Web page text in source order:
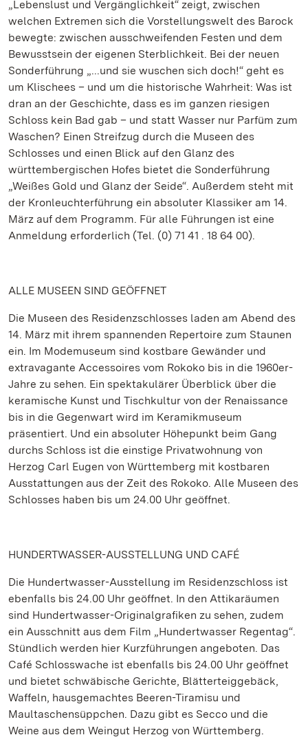
„Lebenslust und Vergänglichkeit“ zeigt, zwischen
welchen Extremen sich die Vorstellungswelt des Barock
bewegte: zwischen ausschweifenden Festen und dem
Bewusstsein der eigenen Sterblichkeit. Bei der neuen
Sonderführung „...und sie wuschen sich doch!“ geht es
um Klischees – und um die historische Wahrheit: Was ist
dran an der Geschichte, dass es im ganzen riesigen
Schloss kein Bad gab – und statt Wasser nur Parfüm zum
Waschen? Einen Streifzug durch die Museen des
Schlosses und einen Blick auf den Glanz des
württembergischen Hofes bietet die Sonderführung
„Weißes Gold und Glanz der Seide“. Außerdem steht mit
der Kronleuchterführung ein absoluter Klassiker am 14.
März auf dem Programm. Für alle Führungen ist eine
Anmeldung erforderlich (Tel. (0) 71 41 . 18 64 00).
ALLE MUSEEN SIND GEÖFFNET
Die Museen des Residenzschlosses laden am Abend des
14. März mit ihrem spannenden Repertoire zum Staunen
ein. Im Modemuseum sind kostbare Gewänder und
extravagante Accessoires vom Rokoko bis in die 1960er-
Jahre zu sehen. Ein spektakulärer Überblick über die
keramische Kunst und Tischkultur von der Renaissance
bis in die Gegenwart wird im Keramikmuseum
präsentiert. Und ein absoluter Höhepunkt beim Gang
durchs Schloss ist die einstige Privatwohnung von
Herzog Carl Eugen von Württemberg mit kostbaren
Ausstattungen aus der Zeit des Rokoko. Alle Museen des
Schlosses haben bis um 24.00 Uhr geöffnet.
HUNDERTWASSER-AUSSTELLUNG UND CAFÉ
Die Hundertwasser-Ausstellung im Residenzschloss ist
ebenfalls bis 24.00 Uhr geöffnet. In den Attikaräumen
sind Hundertwasser-Originalgrafiken zu sehen, zudem
ein Ausschnitt aus dem Film „Hundertwasser Regentag“.
Stündlich werden hier Kurzführungen angeboten. Das
Café Schlosswache ist ebenfalls bis 24.00 Uhr geöffnet
und bietet schwäbische Gerichte, Blätterteiggebäck,
Waffeln, hausgemachtes Beeren-Tiramisu und
Maultaschensüppchen. Dazu gibt es Secco und die
Weine aus dem Weingut Herzog von Württemberg.